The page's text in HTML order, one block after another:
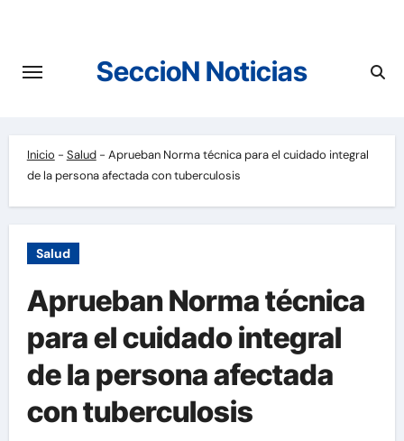
contenido
SeccioN Noticias
Inicio - Salud- Aprueban Norma técnica para el cuidado integral
de la persona afectada con tuberculosis
Salud
Aprueban Norma técnica
para el cuidado integral
de la persona afectada
con tuberculosis